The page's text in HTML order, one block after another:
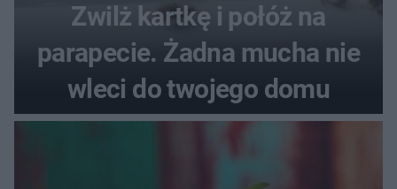
Zwilż kartkę i połóż na
parapecie. Żadna mucha nie
wleci do twojego domu